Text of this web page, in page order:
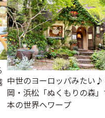
中世のヨーロッパみたい
岡・浜松「ぬくもりの森
本の世界へワープ